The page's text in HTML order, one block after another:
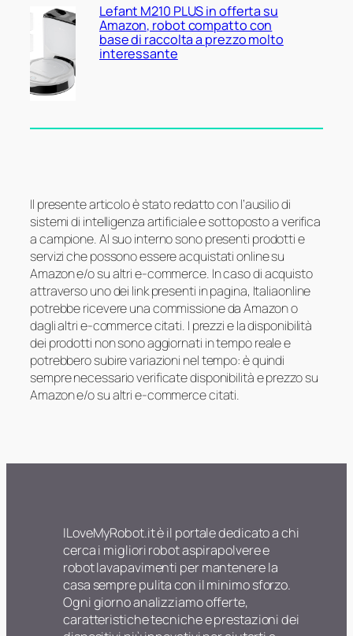
Lefant M210 PLUS in offerta su
Amazon, robot compatto con
base di raccolta a prezzo molto
interessante
Il presente articolo è stato redatto con l’ausilio di
sistemi di intelligenza artificiale e sottoposto a verifica
a campione. Al suo interno sono presenti prodotti e
servizi che possono essere acquistati online su
Amazon e/o su altri e-commerce. In caso di acquisto
attraverso uno dei link presenti in pagina, Italiaonline
potrebbe ricevere una commissione da Amazon o
dagli altri e-commerce citati. I prezzi e la disponibilità
dei prodotti non sono aggiornati in tempo reale e
potrebbero subire variazioni nel tempo: è quindi
sempre necessario verificate disponibilità e prezzo su
Amazon e/o su altri e-commerce citati.
ILoveMyRobot.it è il portale dedicato a chi
cerca i migliori robot aspirapolvere e
robot lavapavimenti per mantenere la
casa sempre pulita con il minimo sforzo.
Ogni giorno analizziamo offerte,
caratteristiche tecniche e prestazioni dei